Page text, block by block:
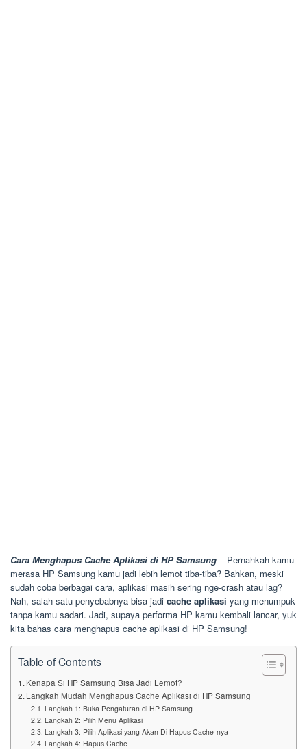
Cara Menghapus Cache Aplikasi di HP Samsung – Pernahkah kamu
merasa HP Samsung kamu jadi lebih lemot tiba-tiba? Bahkan, meski
sudah coba berbagai cara, aplikasi masih sering nge-crash atau lag?
Nah, salah satu penyebabnya bisa jadi cache aplikasi yang menumpuk
tanpa kamu sadari. Jadi, supaya performa HP kamu kembali lancar, yuk
kita bahas cara menghapus cache aplikasi di HP Samsung!
Table of Contents
Kenapa Si HP Samsung Bisa Jadi Lemot?
Langkah Mudah Menghapus Cache Aplikasi di HP Samsung
Langkah 1: Buka Pengaturan di HP Samsung
Langkah 2: Pilih Menu Aplikasi
Langkah 3: Pilih Aplikasi yang Akan Di Hapus Cache-nya
Langkah 4: Hapus Cache